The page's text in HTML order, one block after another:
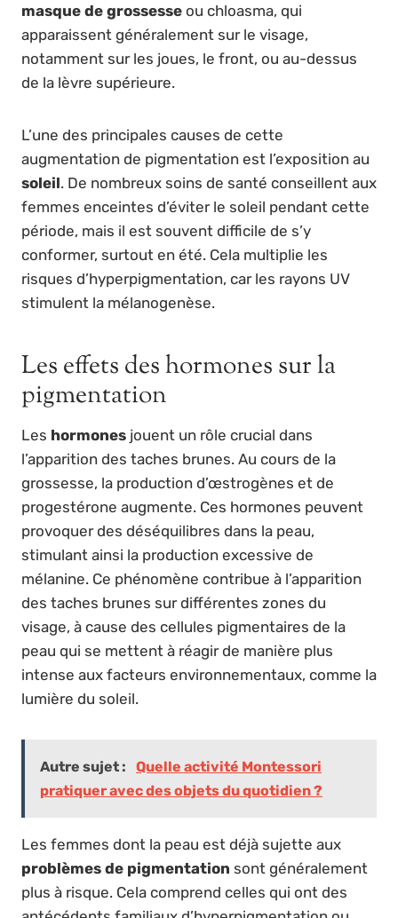
masque de grossesse ou chloasma, qui
apparaissent généralement sur le visage,
notamment sur les joues, le front, ou au-dessus
de la lèvre supérieure.
L’une des principales causes de cette
augmentation de pigmentation est l’exposition au
soleil. De nombreux soins de santé conseillent aux
femmes enceintes d’éviter le soleil pendant cette
période, mais il est souvent difficile de s’y
conformer, surtout en été. Cela multiplie les
risques d’hyperpigmentation, car les rayons UV
stimulent la mélanogenèse.
Les effets des hormones sur la
pigmentation
Les hormones jouent un rôle crucial dans
l’apparition des taches brunes. Au cours de la
grossesse, la production d’œstrogènes et de
progestérone augmente. Ces hormones peuvent
provoquer des déséquilibres dans la peau,
stimulant ainsi la production excessive de
mélanine. Ce phénomène contribue à l’apparition
des taches brunes sur différentes zones du
visage, à cause des cellules pigmentaires de la
peau qui se mettent à réagir de manière plus
intense aux facteurs environnementaux, comme la
lumière du soleil.
Autre sujet :
Quelle activité Montessori
pratiquer avec des objets du quotidien ?
Les femmes dont la peau est déjà sujette aux
problèmes de pigmentation sont généralement
plus à risque. Cela comprend celles qui ont des